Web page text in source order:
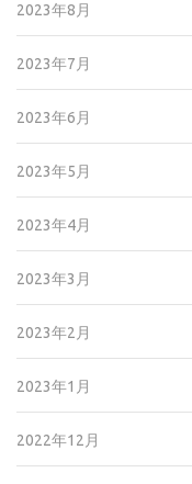
2023年8月
2023年7月
2023年6月
2023年5月
2023年4月
2023年3月
2023年2月
2023年1月
2022年12月